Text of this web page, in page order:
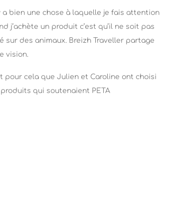
a bien une chose à laquelle je fais attention
j’achète un produit c’est qu’il ne soit pas
sur des animaux. Breizh Traveller partage
vision.
pour cela que Julien et Caroline ont choisi
qui soutenaient PETA